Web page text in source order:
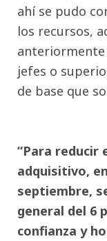
ahí se pudo
los recursos,
anteriormente
jefes o
de base que
“Para reducir
adquisitivo,
septiembre,
general del 6
confianza y